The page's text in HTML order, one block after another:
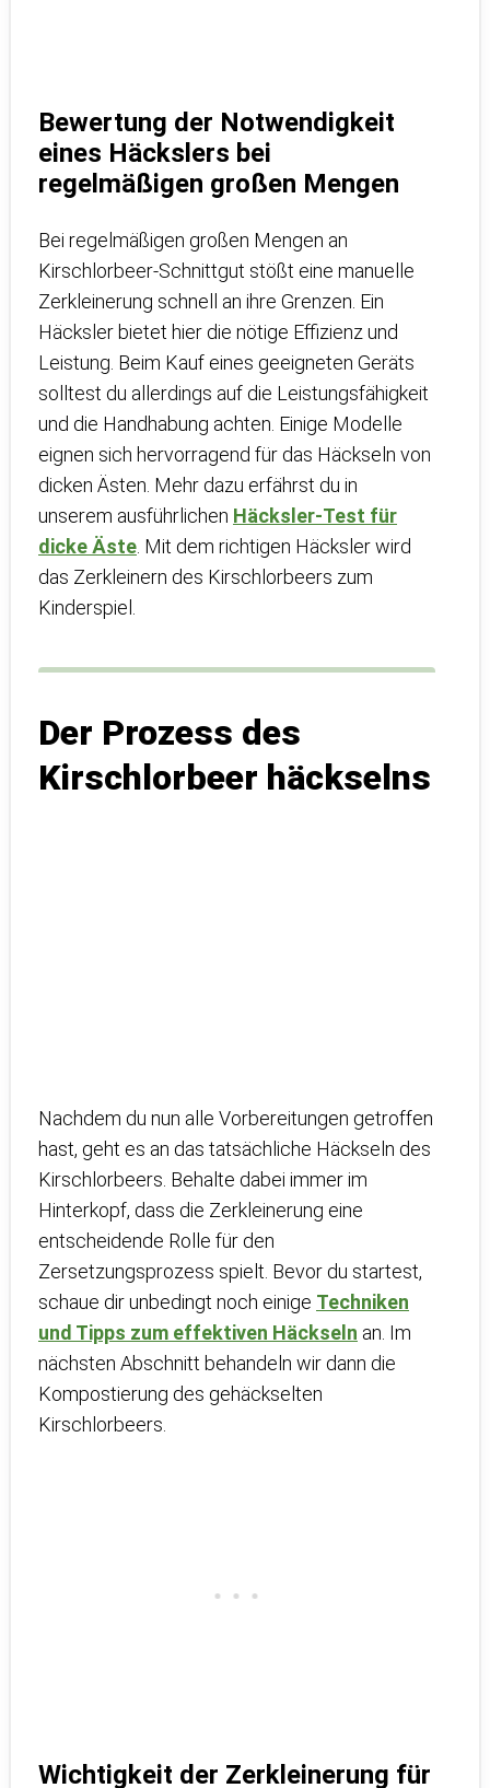
Bewertung der Notwendigkeit
eines Häckslers bei
regelmäßigen großen Mengen
Bei regelmäßigen großen Mengen an
Kirschlorbeer-Schnittgut stößt eine manuelle
Zerkleinerung schnell an ihre Grenzen. Ein
Häcksler bietet hier die nötige Effizienz und
Leistung. Beim Kauf eines geeigneten Geräts
solltest du allerdings auf die Leistungsfähigkeit
und die Handhabung achten. Einige Modelle
eignen sich hervorragend für das Häckseln von
dicken Ästen. Mehr dazu erfährst du in
unserem ausführlichen Häcksler-Test für
dicke Äste . Mit dem richtigen Häcksler wird
das Zerkleinern des Kirschlorbeers zum
Kinderspiel.
Der Prozess des
Kirschlorbeer häckselns
Nachdem du nun alle Vorbereitungen getroffen
hast, geht es an das tatsächliche Häckseln des
Kirschlorbeers. Behalte dabei immer im
Hinterkopf, dass die Zerkleinerung eine
entscheidende Rolle für den
Zersetzungsprozess spielt. Bevor du startest,
schaue dir unbedingt noch einige Techniken
und Tipps zum effektiven Häckseln an. Im
nächsten Abschnitt behandeln wir dann die
Kompostierung des gehäckselten
Kirschlorbeers.
Wichtigkeit der Zerkleinerung für